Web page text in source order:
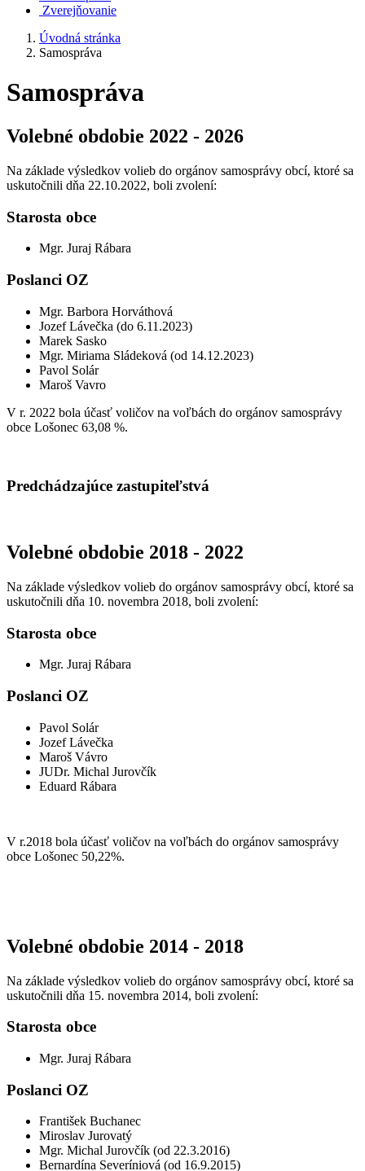
Zverejňovanie
Úvodná stránka
Samospráva
Samospráva
Volebné obdobie 2022 - 2026
Na základe výsledkov volieb do orgánov samosprávy obcí, ktoré sa
uskutočnili dňa 22.10.2022, boli zvolení:
Starosta obce
Mgr. Juraj Rábara
Poslanci OZ
Mgr. Barbora Horváthová
Jozef Lávečka (do 6.11.2023)
Marek Sasko
Mgr. Miriama Sládeková (od 14.12.2023)
Pavol Solár
Maroš Vavro
V r. 2022 bola účasť voličov na voľbách do orgánov samosprávy
obce Lošonec 63,08 %.
Predchádzajúce zastupiteľstvá
Volebné obdobie 2018 - 2022
Na základe výsledkov volieb do orgánov samosprávy obcí, ktoré sa
uskutočnili dňa 10. novembra 2018, boli zvolení:
Starosta obce
Mgr. Juraj Rábara
Poslanci OZ
Pavol Solár
Jozef Lávečka
Maroš Vávro
JUDr. Michal Jurovčík
Eduard Rábara
V r.2018 bola účasť voličov na voľbách do orgánov samosprávy
obce Lošonec 50,22%.
Volebné obdobie 2014 - 2018
Na základe výsledkov volieb do orgánov samosprávy obcí, ktoré sa
uskutočnili dňa 15. novembra 2014, boli zvolení:
Starosta obce
Mgr. Juraj Rábara
Poslanci OZ
František Buchanec
Miroslav Jurovatý
Mgr. Michal Jurovčík (od 22.3.2016)
Bernardína Severíniová (od 16.9.2015)